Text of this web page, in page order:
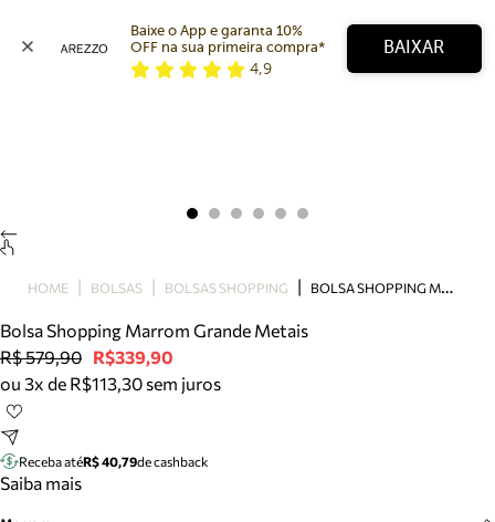
Bolsa
Tamanco
Tênis
Mule
Tire dúvidas sobre pedidos, devoluções e mais.
Baixe o App e garanta 10%
OFF na sua primeira compra*
4,9
BAIXAR
HOME BOLSAS BOLSAS SHOPPING B
OLSA SHOPPING MARROM GRANDE METAIS
Bolsa Shopping Marrom Grande Metais
R$ 579,90 R$339,90
ou 3x de R$113,30 sem juros
Receba atéR$ 40,79de cashback
Saiba mais